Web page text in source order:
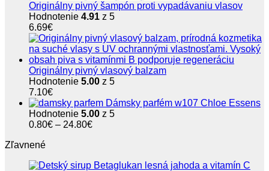
Originálny pivný šampón proti vypadávaniu vlasov
Hodnotenie 4.91 z 5
6.69€
Originálny pivný vlasový balzam
Hodnotenie 5.00 z 5
7.10€
Dámsky parfém w107 Chloe Essens
Hodnotenie 5.00 z 5
0.80€ – 24.80€Price
24.80€
Zľavnené